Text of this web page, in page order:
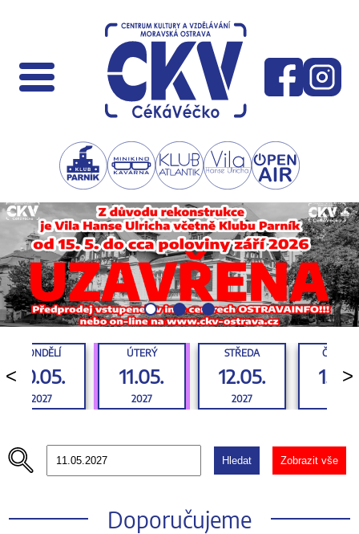
<
PONDĚLÍ
10.05.
2027
ÚTERÝ
11.05.
2027
STŘEDA
12.05.
2027
>
Hledat Zobrazit vše
Doporučujeme